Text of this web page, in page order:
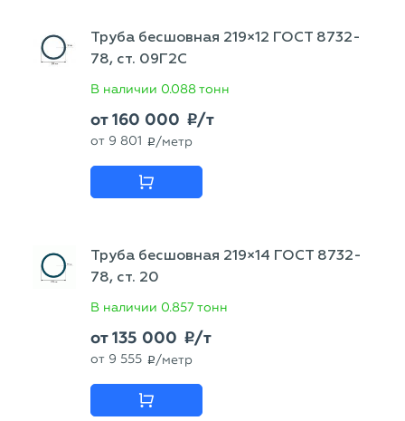
Труба бесшовная 219×12 ГОСТ 8732-
78, ст. 09Г2С
В наличии 0.088 тонн
от160 000 p/т
от 9 801 p /метр
Труба бесшовная 219×14 ГОСТ 8732-
78, ст. 20
В наличии 0.857 тонн
от135 000 p/т
от 9 555 p /метр